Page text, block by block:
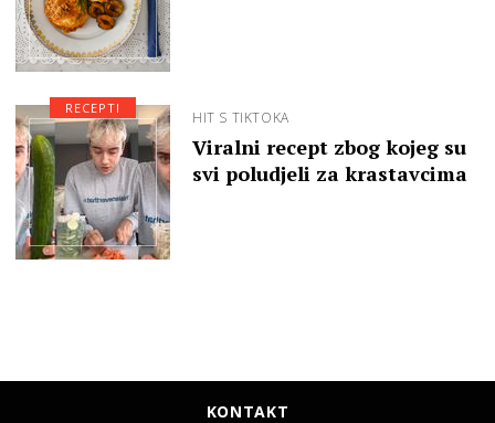
HIT S TIKTOKA
Viralni recept zbog kojeg su
svi poludjeli za krastavcima
RECEPTI
KONTAKT